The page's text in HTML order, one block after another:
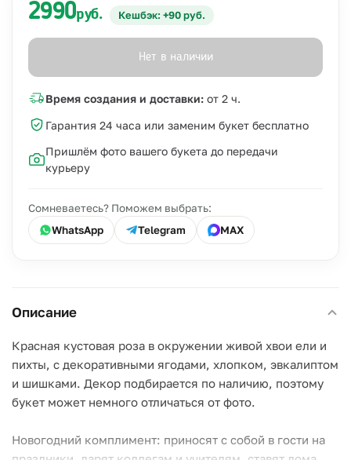
2990руб. Кешбэк: +90 руб.
Нет в наличии
Время создания и доставки: от 2 ч.
Гарантия 24 часа или заменим букет бесплатно
Пришлём фото вашего букета до передачи
курьеру
Сомневаетесь? Поможем выбрать:
WhatsApp
Telegram MAX
Описание
Красная кустовая роза в окружении живой хвои ели и
пихты, с декоративными ягодами, хлопком, эвкалиптом
и шишками. Декор подбирается по наличию, поэтому
букет может немного отличаться от фото.
Новогодний комплимент: приносят с собой в гости на